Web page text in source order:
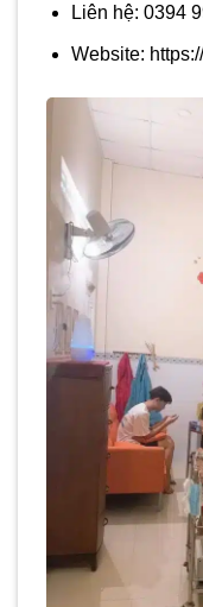
Liên hệ: 0394
Website: